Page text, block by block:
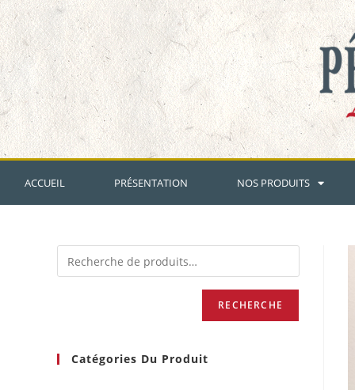
ACCUEIL PRÉSENTATION NOS PRODUITS
RECHERCHE
Catégories Du Produit